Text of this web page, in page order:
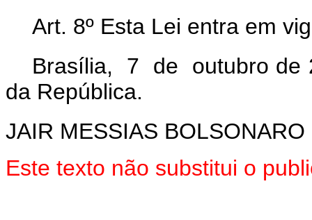
Art. 8º Esta Lei entra em
Brasília, 7 de outubro de
da República.
JAIR MESSIAS BOLSONARO
Este texto não substitui o